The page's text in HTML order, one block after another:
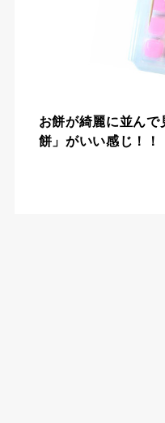
お餅が綺麗に並ん
餅」がいい感じ！！